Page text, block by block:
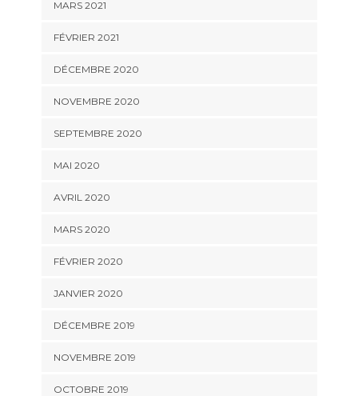
MARS 2021
FÉVRIER 2021
DÉCEMBRE 2020
NOVEMBRE 2020
SEPTEMBRE 2020
MAI 2020
AVRIL 2020
MARS 2020
FÉVRIER 2020
JANVIER 2020
DÉCEMBRE 2019
NOVEMBRE 2019
OCTOBRE 2019